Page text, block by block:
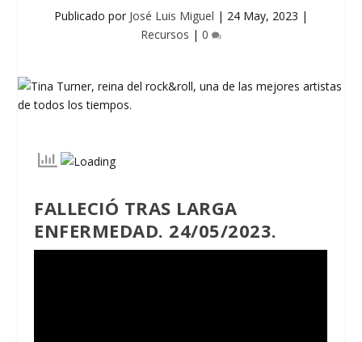
Publicado por José Luis Miguel | 24 May, 2023 |
Recursos | 0
FALLECIÓ TRAS LARGA
ENFERMEDAD. 24/05/2023.